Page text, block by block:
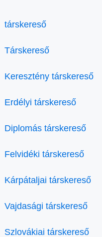
társkereső
Társkereső
Keresztény társkereső
Erdélyi társkereső
Diplomás társkereső
Felvidéki társkereső
Kárpátaljai társkereső
Vajdasági társkereső
Szlovákiai társkereső